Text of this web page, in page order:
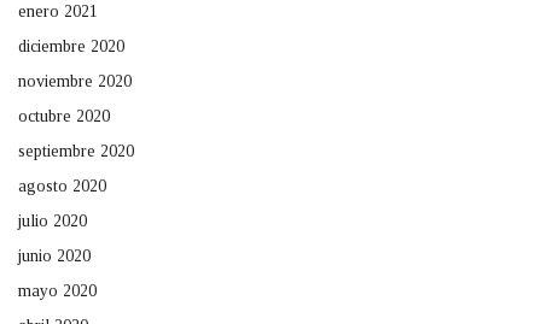
enero 2021
diciembre 2020
noviembre 2020
octubre 2020
septiembre 2020
agosto 2020
julio 2020
junio 2020
mayo 2020